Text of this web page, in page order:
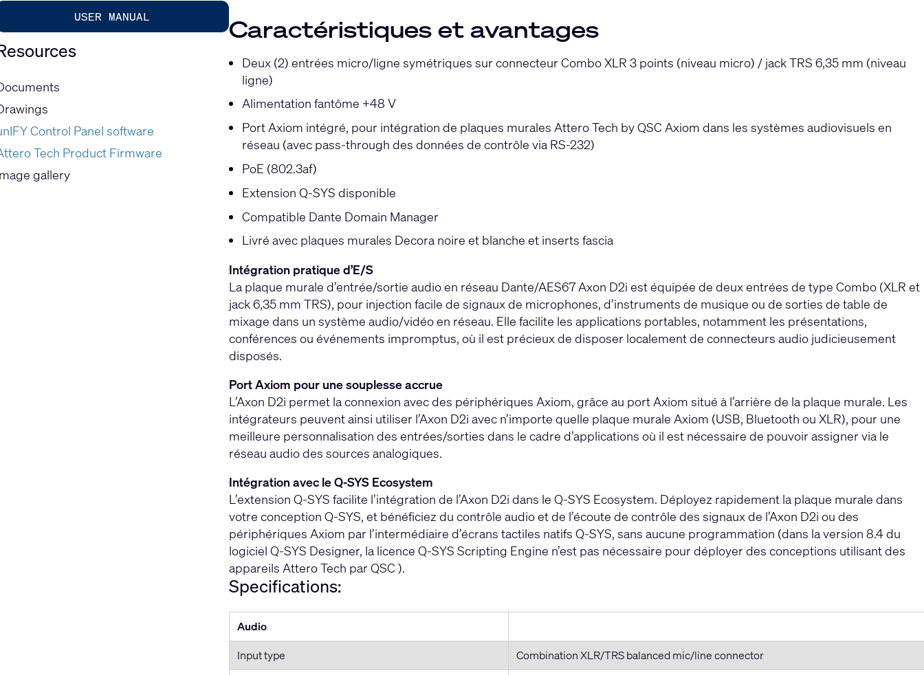
USER MANUAL
Control Panel software
Tech Product Firmware
gallery
Caractéristiques et avantages
Deux (2) entrées micro/ligne symétriques sur connecteur Combo XLR 3 points (niveau micro) / jack TRS 6,35 mm (niveau
ligne)
Alimentation fantôme +48 V
Port Axiom intégré, pour intégration de plaques murales Attero Tech by QSC Axiom dans les systèmes audiovisuels en
réseau (avec pass-through des données de contrôle via RS-232)
PoE (802.3af)
Extension Q-SYS disponible
Compatible Dante Domain Manager
Livré avec plaques murales Decora noire et blanche et inserts fascia
Intégration pratique d’E/S
La plaque murale d’entrée/sortie audio en réseau Dante/AES67 Axon D2i est équipée de deux entrées de type Combo (XLR et
jack 6,35 mm TRS), pour injection facile de signaux de microphones, d’instruments de musique ou de sorties de table de
mixage dans un système audio/vidéo en réseau. Elle facilite les applications portables, notamment les présentations,
conférences ou événements impromptus, où il est précieux de disposer localement de connecteurs audio judicieusement
disposés.
Port Axiom pour une souplesse accrue
L’Axon D2i permet la connexion avec des périphériques Axiom, grâce au port Axiom situé à l’arrière de la plaque murale. Les
intégrateurs peuvent ainsi utiliser l’Axon D2i avec n’importe quelle plaque murale Axiom (USB, Bluetooth ou XLR), pour une
meilleure personnalisation des entrées/sorties dans le cadre d’applications où il est nécessaire de pouvoir assigner via le
réseau audio des sources analogiques.
Intégration avec le Q-SYS Ecosystem
L’extension Q-SYS facilite l’intégration de l’Axon D2i dans le Q-SYS Ecosystem. Déployez rapidement la plaque murale dans
votre conception Q-SYS, et bénéficiez du contrôle audio et de l’écoute de contrôle des signaux de l’Axon D2i ou des
périphériques Axiom par l’intermédiaire d’écrans tactiles natifs Q-SYS, sans aucune programmation (dans la version 8.4 du
logiciel Q-SYS Designer, la licence Q-SYS Scripting Engine n’est pas nécessaire pour déployer des conceptions utilisant des
appareils Attero Tech par QSC ).
Specifications:
Audio
Input type
Combination XLR/TRS balanced mic/line connector